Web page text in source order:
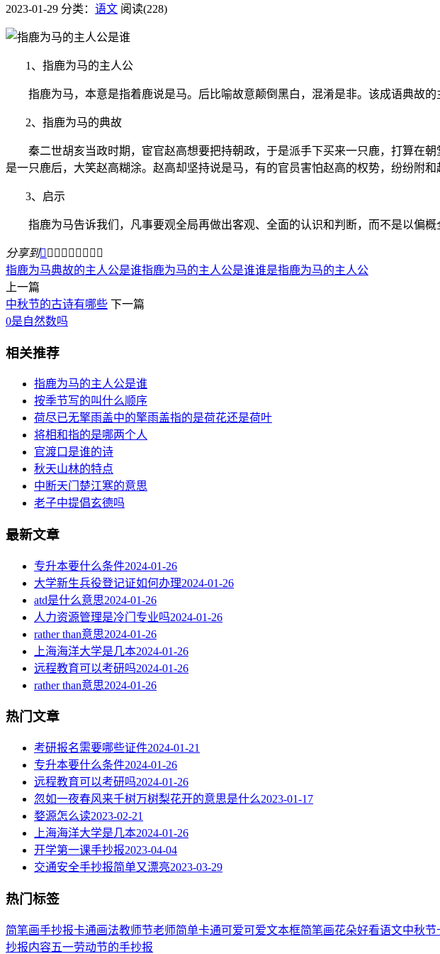
2023-01-29 分类： 语文 阅读(228)
1、指鹿为马的主人公
指鹿为马，本意是指着鹿说是马。后比喻故意颠倒黑白，混淆是非。该成语典故的
2、指鹿为马的典故
秦二世胡亥当政时期，宦官赵高想要把持朝政，于是派手下买来一只鹿，打算在朝
是一只鹿后，大笑赵高糊涂。赵高却坚持说是马，有的官员害怕赵高的权势，纷纷附
3、启示
指鹿为马告诉我们，凡事要观全局再做出客观、全面的认识和判断，而不是以偏概
分享到        
指鹿为马典故的主人公是谁指鹿为马的主人公是谁谁是指鹿为马的主人公
上一篇
中秋节的古诗有哪些 下一篇
0是自然数吗
相关推荐
指鹿为马的主人公是谁
按季节写的叫什么顺序
荷尽已无擎雨盖中的擎雨盖指的是荷花还是荷叶
将相和指的是哪两个人
官渡口是谁的诗
秋天山林的特点
中断天门楚江寒的意思
老子中提倡玄德吗
最新文章
专升本要什么条件2024-01-26
大学新生兵役登记证如何办理2024-01-26
atd是什么意思2024-01-26
人力资源管理是冷门专业吗2024-01-26
rather than意思2024-01-26
上海海洋大学是几本2024-01-26
远程教育可以考研吗2024-01-26
rather than意思2024-01-26
热门文章
考研报名需要哪些证件2024-01-21
专升本要什么条件2024-01-26
远程教育可以考研吗2024-01-26
忽如一夜春风来千树万树梨花开的意思是什么2023-01-17
婺源怎么读2023-02-21
上海海洋大学是几本2024-01-26
开学第一课手抄报2023-04-04
交通安全手抄报简单又漂亮2023-03-29
热门标签
简笔画手抄报卡通画法教师节老师简单卡通可爱可爱文本框简笔画花朵好看语文中秋节
抄报内容五一劳动节的手抄报